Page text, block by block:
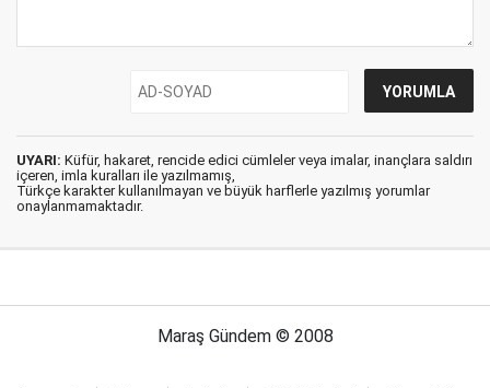
UYARI: Küfür, hakaret, rencide edici cümleler veya imalar, inançlara saldırı
içeren, imla kuralları ile yazılmamış,
Türkçe karakter kullanılmayan ve büyük harflerle yazılmış yorumlar
onaylanmamaktadır.
Maraş Gündem © 2008